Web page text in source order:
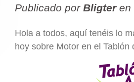
Publicado por Bligteren
Hola a todos, aquí tenéis lo
hoy sobre Motor en el Tablón